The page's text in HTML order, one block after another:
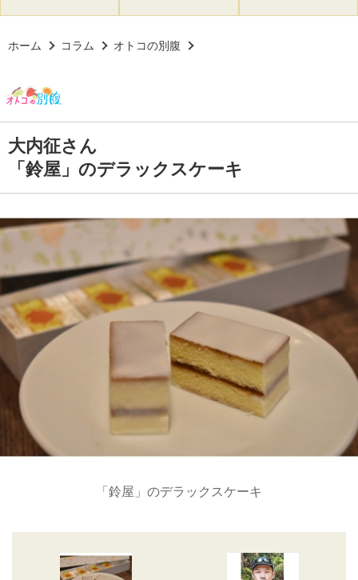
ホーム コラム オトコの別腹
大内征さん
「鈴屋」のデラックスケーキ
「鈴屋」のデラックスケーキ